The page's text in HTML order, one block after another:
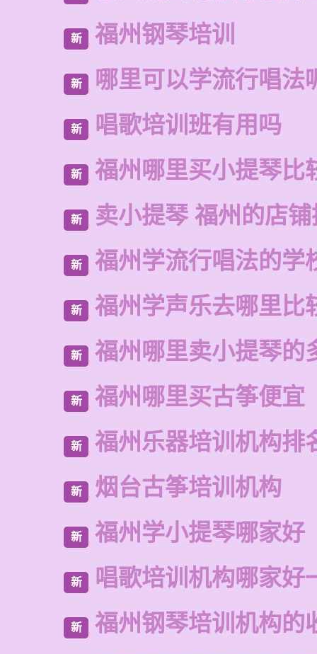
新 福州钢琴培训
新 哪里可以学流行唱法
新 唱歌培训班有用吗
新 福州哪里买小提琴比
新 卖小提琴 福州的店
新 福州学流行唱法的学
新 福州学声乐去哪里比
新 福州哪里卖小提琴的
新 福州哪里买古筝便宜
新 福州乐器培训机构排
新 烟台古筝培训机构
新 福州学小提琴哪家好
新 唱歌培训机构哪家好
新 福州钢琴培训机构的